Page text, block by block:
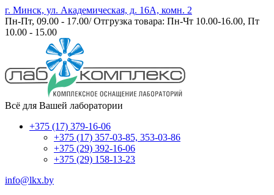
г. Минск, ул. Академическая, д. 16А, комн. 2
Пн-Пт, 09.00 - 17.00/ Отгрузка товара: Пн-Чт 10.00-16.00, Пт
10.00 - 15.00
Всё для Вашей лаборатории
+375 (17) 379-16-06
+375 (17) 357-03-85, 353-03-86
+375 (29) 392-16-06
+375 (29) 158-13-23
info@lkx.by